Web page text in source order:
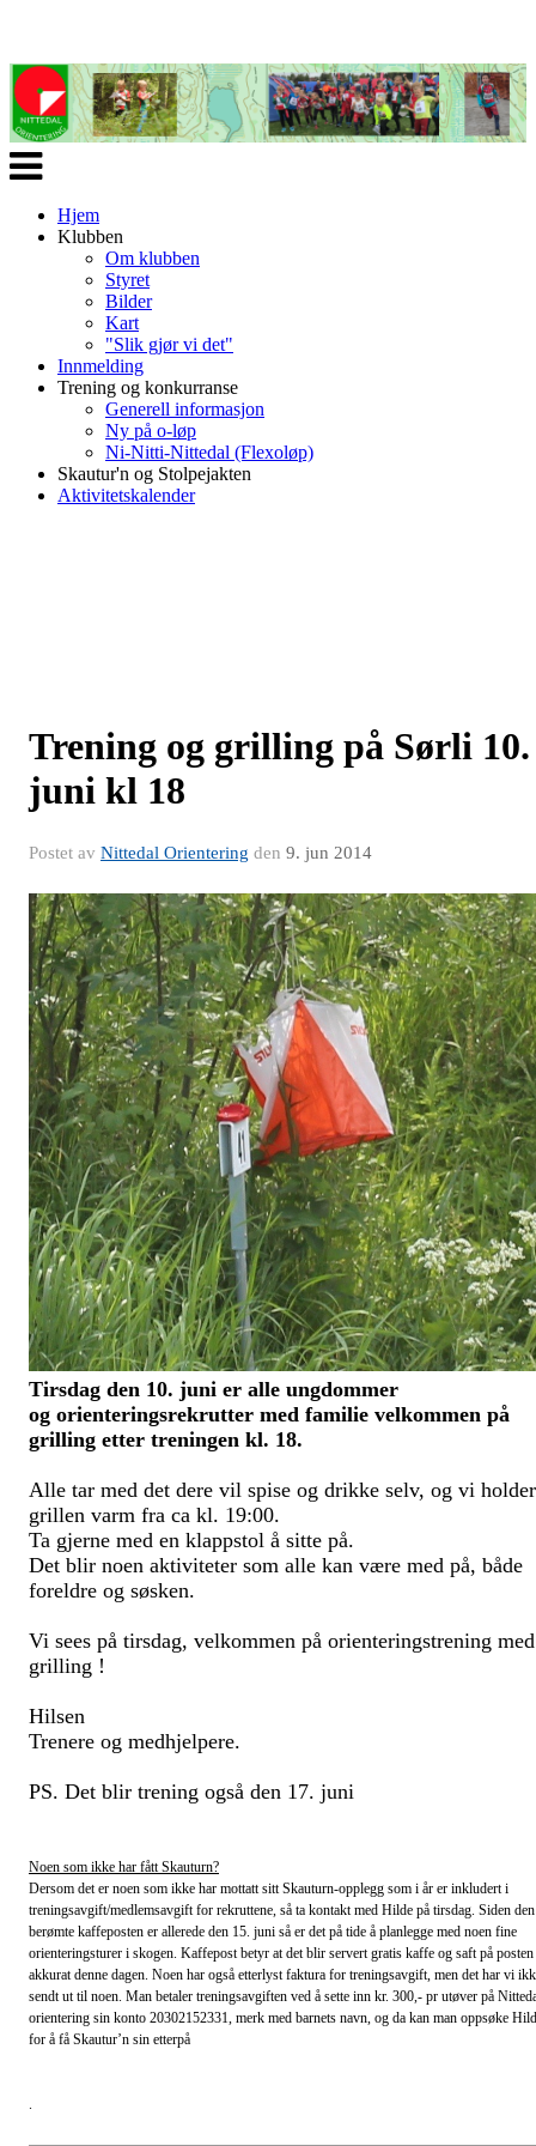
Veksle
navigasjon
Hjem
Klubben
Om klubben
Styret
Bilder
Kart
"Slik gjør vi det"
Innmelding
Trening og konkurranse
Generell informasjon
Ny på o-løp
Ni-Nitti-Nittedal (Flexoløp)
Skautur'n og Stolpejakten
Aktivitetskalender
Trening og grilling på Sørli 10.
juni kl 18
Postet av Nittedal Orientering den 9. jun 2014
Tirsdag den 10. juni er alle ungdommer
og orienteringsrekrutter med familie velkommen på
grilling etter treningen kl. 18.
Alle tar med det dere vil spise og drikke selv, og vi holder
grillen varm fra ca kl. 19:00.
Ta gjerne med en klappstol å sitte på.
Det blir noen aktiviteter som alle kan være med på, både
foreldre og søsken.
Vi sees på tirsdag, velkommen på orienteringstrening med
grilling !
Hilsen
Trenere og medhjelpere.
PS. Det blir trening også den 17. juni
Noen som ikke har fått Skauturn?
Dersom det er noen som ikke har mottatt sitt Skauturn-opplegg som i år er inkludert i
treningsavgift/medlemsavgift for rekruttene, så ta kontakt med Hilde på tirsdag. Siden den
berømte kaffeposten er allerede den 15. juni så er det på tide å planlegge med noen fine
orienteringsturer i skogen. Kaffepost betyr at det blir servert gratis kaffe og saft på posten
akkurat denne dagen. Noen har også etterlyst faktura for treningsavgift, men det har vi
sendt ut til noen. Man betaler treningsavgiften ved å sette inn kr. 300,- pr utøver på
orientering sin konto 20302152331, merk med barnets navn, og da kan man oppsøke
for å få Skautur’n sin etterpå